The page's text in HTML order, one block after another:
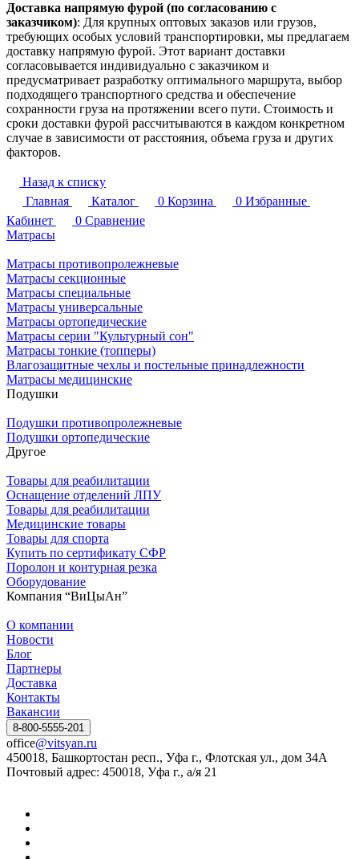
Доставка напрямую фурой (по согласованию с
заказчиком): Для крупных оптовых заказов или грузов,
требующих особых условий транспортировки, мы предлагаем
доставку напрямую фурой. Этот вариант доставки
согласовывается индивидуально с заказчиком и
предусматривает разработку оптимального маршрута, выбор
подходящего транспортного средства и обеспечение
сохранности груза на протяжении всего пути. Стоимость и
сроки доставки фурой рассчитываются в каждом конкретном
случае в зависимости от расстояния, объема груза и других
факторов.
Назад к списку
Главная
Каталог 0 Корзина 0 Избранные
Кабинет
0 Сравнение
Матрасы
Матрасы противопролежневые
Матрасы секционные
Матрасы специальные
Матрасы универсальные
Матрасы ортопедические
Матрасы серии "Культурный сон"
Матрасы тонкие (топперы)
Влагозащитные чехлы и постельные принадлежности
Матрасы медицинские
Подушки
Подушки противопролежневые
Подушки ортопедические
Другое
Товары для реабилитации
Оснащение отделений ЛПУ
Товары для реабилитации
Медицинские товары
Товары для спорта
Купить по сертификату СФР
Поролон и контурная резка
Оборудование
Компания “ВиЦыАн”
О компании
Новости
Блог
Партнеры
Доставка
Контакты
Вакансии
8-800-5555-201
office@vitsyan.ru
450018, Башкортостан респ., Уфа г., Флотская ул., дом 34А
Почтовый адрес: 450018, Уфа г., а/я 21